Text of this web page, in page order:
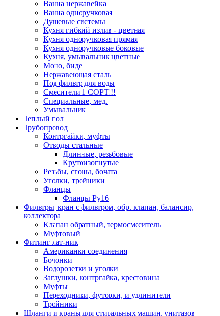
Ванна нержавейка
Ванна одноручковая
Душевые системы
Кухня гибкий излив - цветная
Кухня одноручковая прямая
Кухня одноручковые боковые
Кухня, умывальник цветные
Моно, биде
Нержавеющая сталь
Под фильтр для воды
Смесители 1 СОРТ!!!
Специальные, мед.
Умывальник
Теплый пол
Трубопровод
Контргайки, муфты
Отводы стальные
Длинные, резьбовые
Крутоизогнутые
Резьбы, сгоны, бочата
Уголки, тройники
Фланцы
Фланцы Ру16
Фильтры, кран с фильтром, обр. клапан, балансир,
коллектора
Клапан обратный, термосмеситель
Муфтовый
Фитинг лат-ник
Американки соединения
Бочонки
Водорозетки и уголки
Заглушки, контргайка, крестовина
Муфты
Переходники, футорки, и удлинители
Тройники
Шланги и краны для стиральных машин, унитазов